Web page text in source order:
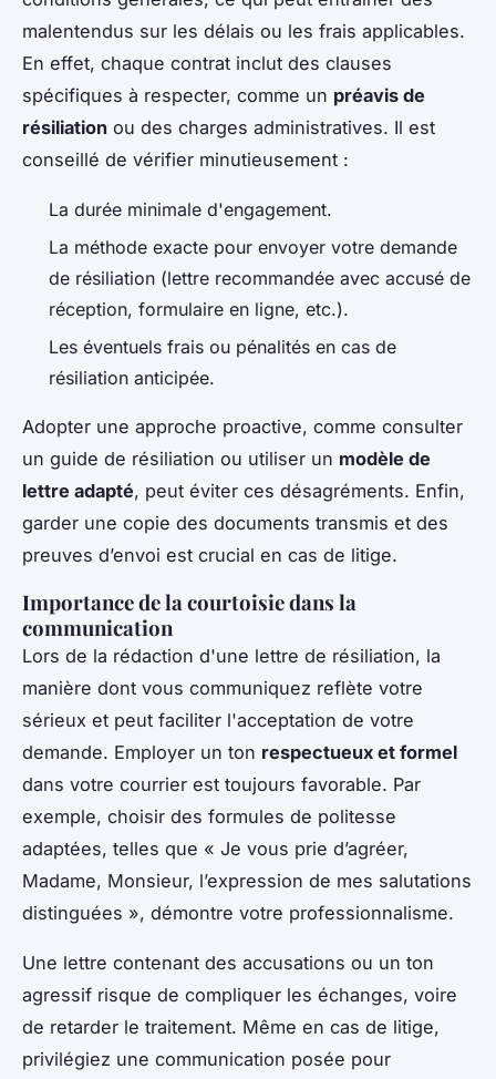
malentendus sur les délais ou les frais applicables.
En effet, chaque contrat inclut des clauses
spécifiques à respecter, comme un préavis de
résiliation ou des charges administratives. Il est
conseillé de vérifier minutieusement :
La durée minimale d'engagement.
La méthode exacte pour envoyer votre demande
de résiliation (lettre recommandée avec accusé de
réception, formulaire en ligne, etc.).
Les éventuels frais ou pénalités en cas de
résiliation anticipée.
Adopter une approche proactive, comme consulter
un guide de résiliation ou utiliser un modèle de
lettre adapté, peut éviter ces désagréments. Enfin,
garder une copie des documents transmis et des
preuves d’envoi est crucial en cas de litige.
Importance de la courtoisie dans la
communication
Lors de la rédaction d'une lettre de résiliation, la
manière dont vous communiquez reflète votre
sérieux et peut faciliter l'acceptation de votre
demande. Employer un ton respectueux et formel
dans votre courrier est toujours favorable. Par
exemple, choisir des formules de politesse
adaptées, telles que « Je vous prie d’agréer,
Madame, Monsieur, l’expression de mes salutations
distinguées », démontre votre professionnalisme.
Une lettre contenant des accusations ou un ton
agressif risque de compliquer les échanges, voire
de retarder le traitement. Même en cas de litige,
privilégiez une communication posée pour